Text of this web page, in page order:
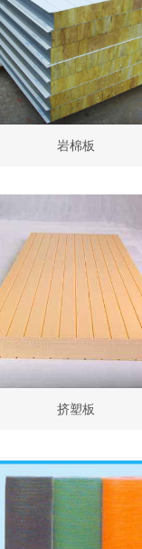
岩棉板
挤塑板